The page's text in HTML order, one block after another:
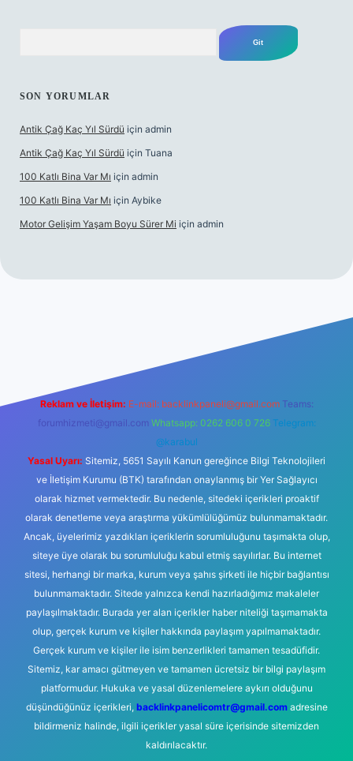
SON YORUMLAR
Antik Çağ Kaç Yıl Sürdü için admin
Antik Çağ Kaç Yıl Sürdü için Tuana
100 Katlı Bina Var Mı için admin
100 Katlı Bina Var Mı için Aybike
Motor Gelişim Yaşam Boyu Sürer Mi için admin
Reklam ve İletişim: E-mail: backlinkpaneli@gmail.com Teams:
forumhizmeti@gmail.com Whatsapp: 0262 606 0 726 Telegram:
@karabul
Yasal Uyarı: Sitemiz, 5651 Sayılı Kanun gereğince Bilgi Teknolojileri
ve İletişim Kurumu (BTK) tarafından onaylanmış bir Yer Sağlayıcı
olarak hizmet vermektedir. Bu nedenle, sitedeki içerikleri proaktif
olarak denetleme veya araştırma yükümlülüğümüz bulunmamaktadır.
Ancak, üyelerimiz yazdıkları içeriklerin sorumluluğunu taşımakta olup,
siteye üye olarak bu sorumluluğu kabul etmiş sayılırlar. Bu internet
sitesi, herhangi bir marka, kurum veya şahıs şirketi ile hiçbir bağlantısı
bulunmamaktadır. Sitede yalnızca kendi hazırladığımız makaleler
paylaşılmaktadır. Burada yer alan içerikler haber niteliği taşımamakta
olup, gerçek kurum ve kişiler hakkında paylaşım yapılmamaktadır.
Gerçek kurum ve kişiler ile isim benzerlikleri tamamen tesadüfidir.
Sitemiz, kar amacı gütmeyen ve tamamen ücretsiz bir bilgi paylaşım
platformudur. Hukuka ve yasal düzenlemelere aykırı olduğunu
düşündüğünüz içerikleri, backlinkpanelicomtr@gmail.comadresine
bildirmeniz halinde, ilgili içerikler yasal süre içerisinde sitemizden
kaldırılacaktır.